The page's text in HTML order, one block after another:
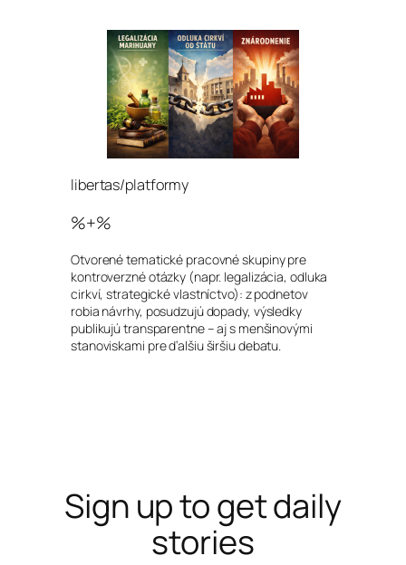
libertas/platformy
%+%
Otvorené tematické pracovné skupiny pre
kontroverzné otázky (napr. legalizácia, odluka
cirkví, strategické vlastníctvo): z podnetov
robia návrhy, posudzujú dopady, výsledky
publikujú transparentne – aj s menšinovými
stanoviskami pre ďalšiu širšiu debatu.
Sign up to get daily
stories